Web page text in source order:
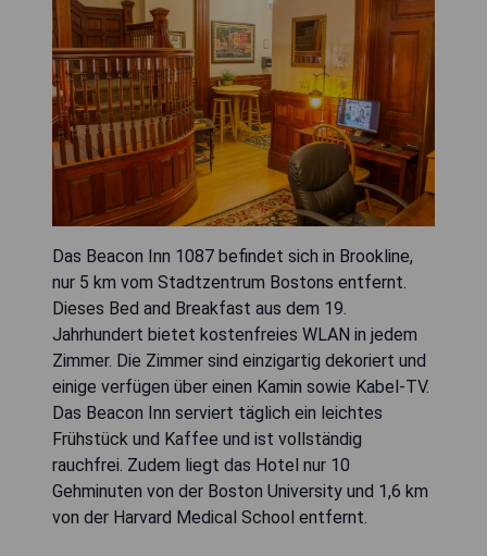
Das Beacon Inn 1087 befindet sich in Brookline,
nur 5 km vom Stadtzentrum Bostons entfernt.
Dieses Bed and Breakfast aus dem 19.
Jahrhundert bietet kostenfreies WLAN in jedem
Zimmer. Die Zimmer sind einzigartig dekoriert und
einige verfügen über einen Kamin sowie Kabel-TV.
Das Beacon Inn serviert täglich ein leichtes
Frühstück und Kaffee und ist vollständig
rauchfrei. Zudem liegt das Hotel nur 10
Gehminuten von der Boston University und 1,6 km
von der Harvard Medical School entfernt.